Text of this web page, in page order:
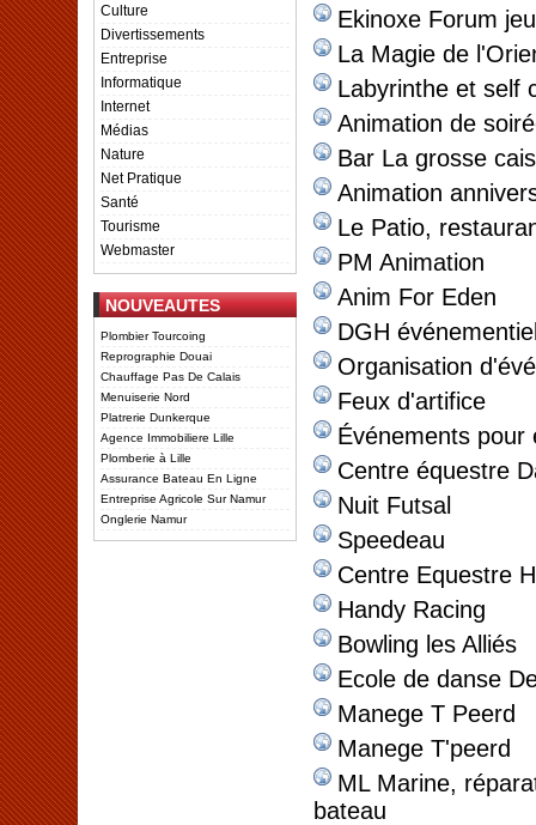
Culture
Divertissements
Entreprise
Informatique
Internet
Médias
Nature
Net Pratique
Santé
Tourisme
Webmaster
NOUVEAUTES
Plombier Tourcoing
Reprographie Douai
Chauffage Pas De Calais
Menuiserie Nord
Platrerie Dunkerque
Agence Immobiliere Lille
Plomberie à Lille
Assurance Bateau En Ligne
Entreprise Agricole Sur Namur
Onglerie Namur
Ekinoxe Forum
La Magie de
Labyrinthe et self
Animation de
Bar La grosse
Animation
Le Patio,
PM Animation
Anim For Eden
DGH
Organisation
Feux d'artifice
Événements pour
Centre équestre
Nuit Futsal
Speedeau
Centre Equestre
Handy Racing
Bowling les Alliés
Ecole de danse
Manege T Peerd
Manege T'peerd
ML Marine,
bateau